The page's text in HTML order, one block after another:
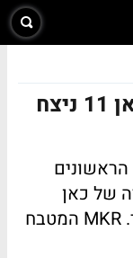
הסדרה פמת"א התחזקה - כאן 11 ניצח
ל-2 הפרקים הראשונים
של כאן
5.6%, וגברה על בית פזמון של עשר. MKR המטבח